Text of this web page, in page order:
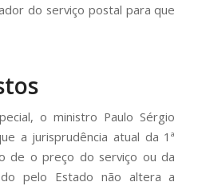
do serviço postal para que
o ministro Paulo Sérgio
a jurisprudência atual da 1ª
de o preço do serviço ou da
pelo Estado não altera a